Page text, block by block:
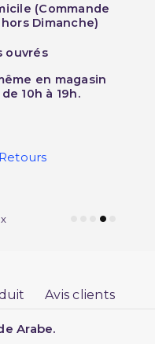
(Commande
Dimanche)
ouvrés
en magasin
10h à 19h.
Avis clients
Arabe.